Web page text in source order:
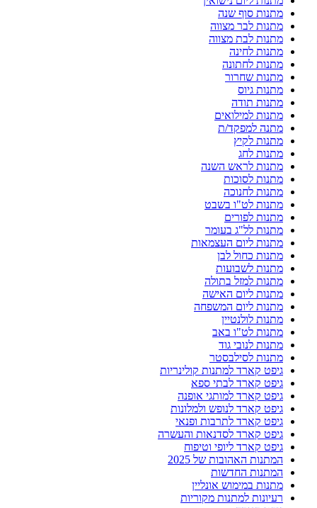
מתנות סוף שנה
מתנות לבר מצווה
מתנות לבת מצווה
מתנות לחינה
מתנות לחתונה
מתנות שחרור
מתנות גיוס
מתנות תודה
מתנות למילואים
מתנה למפקד/ת
מתנות לקיץ
מתנות לחג
מתנות לראש השנה
מתנות לסוכות
מתנות לחנוכה
מתנות לט"ו בשבט
מתנות לפורים
מתנות לל"ג בעומר
מתנות ליום העצמאות
מתנות כחול לבן
מתנות לשבועות
מתנות למזל בתולה
מתנות ליום האישה
מתנות ליום המשפחה
מתנות לולנטיין
מתנות לט"ו באב
מתנות לנובי גוד
מתנות לסילבסטר
גיפט קארד למתנות קולינריות
גיפט קארד לבתי ספא
גיפט קארד למותגי אופנה
גיפט קארד לנופש ולמלונות
גיפט קארד לתרבות ופנאי
גיפט קארד לסדנאות והעשרה
גיפט קארד ליופי וטיפוח
המתנות האהובות של 2025
המתנות החדשות
מתנות במימוש אונליין
רעיונות למתנות מקוריות